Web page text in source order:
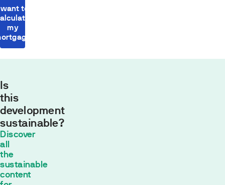
to
my
Monthly
€*
Is
this
development
sustainable?
Discover
all
the
sustainable
content